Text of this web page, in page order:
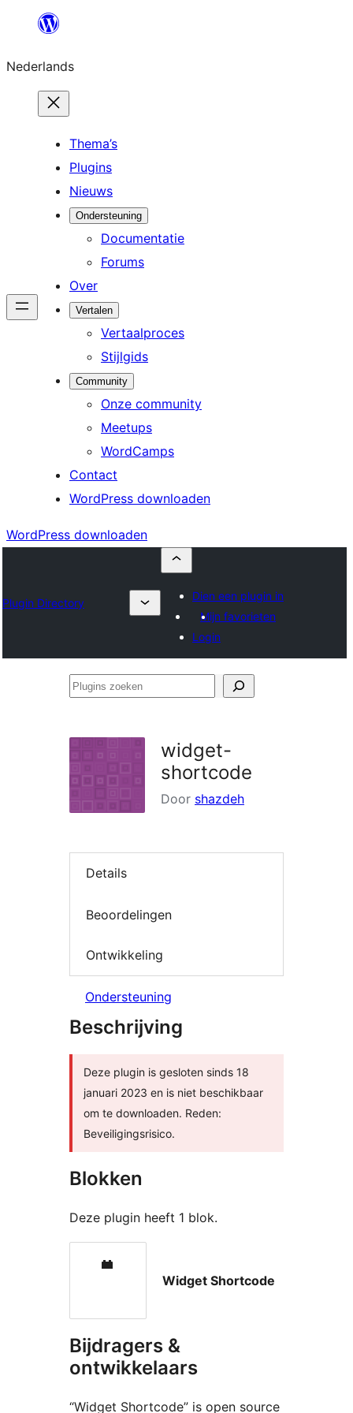
de
inhoud
Nederlands
Thema’s
Plugins
Nieuws
Ondersteuning
Documentatie
Forums
Over
Vertalen
Vertaalproces
Stijlgids
Community
Onze community
Meetups
WordCamps
Contact
WordPress downloaden
WordPress downloaden
Plugin Directory
Dien een plugin in
Mijn favorieten
Login
Plugins
widget-
shortcode
Door shazdeh
Details
Beoordelingen
Ontwikkeling
Ondersteuning
Beschrijving
Deze plugin is gesloten sinds 18
januari 2023 en is niet beschikbaar
om te downloaden. Reden:
Beveiligingsrisico.
Blokken
Deze plugin heeft 1 blok.
Widget Shortcode
Bijdragers &
ontwikkelaars
“Widget Shortcode” is open source